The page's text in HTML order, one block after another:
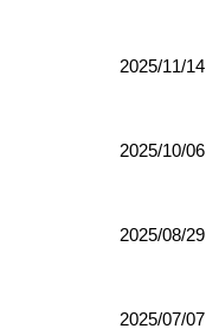
2025/11/14
2025/10/06
2025/08/29
2025/07/07